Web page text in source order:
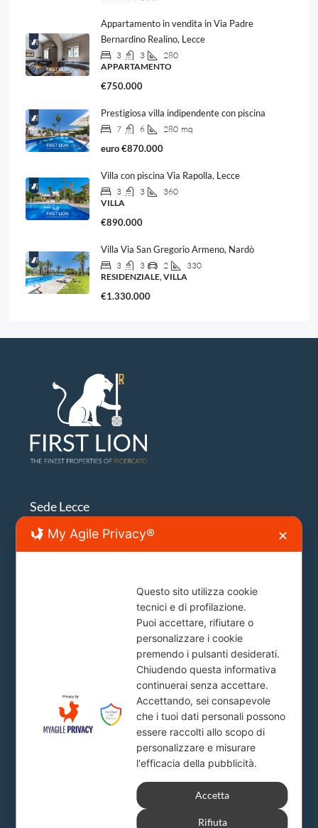
Appartamento in vendita in Via Padre
Bernardino Realino, Lecce
3 3
280
APPARTAMENTO
€750.000
Prestigiosa villa indipendente con piscina
7 6 280 mq
euro€870.000
Villa con piscina Via Rapolla, Lecce
3 3
360
VILLA
€890.000
Villa Via San Gregorio Armeno, Nardò
3 3 2
330
RESIDENZIALE, VILLA
€1.330.000
Sede Lecce
Lecce, Viale Japigia, 20
Milano
My Agile Privacy® ✕
Questo sito utilizza cookie
tecnici e di profilazione.
Puoi accettare, rifiutare o
personalizzare i cookie
premendo i pulsanti desiderati.
Chiudendo questa informativa
continuerai senza accettare.
Accettando, sei consapevole
che i tuoi dati personali possono
essere raccolti allo scopo di
personalizzare e misurare
l'efficacia della pubblicità.
Accetta
Rifiuta